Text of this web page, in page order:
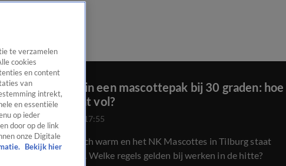
Zwoegen in een mascottepak bij 30 graden: hoe
houd je dat vol?
30 mei 2026, 17:55
Het is tropisch warm en het NK Mascottes in Tilburg staat
voor de deur. Welke regels gelden bij werken in de hitte?
te verzamelen
cookies
en content
van
intrekt,
en essentiële
op ieder
door op de link
onze Digitale
Bekijk hier